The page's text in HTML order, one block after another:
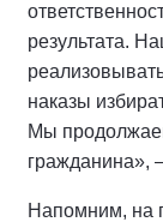
результата.
наказы
Мы
гражданина»,
Напомним, на